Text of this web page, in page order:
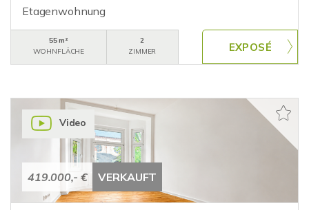
Etagenwohnung
55 m²
WOHNFLÄCHE
2
ZIMMER
419.000,- € VERKAUFT
Video